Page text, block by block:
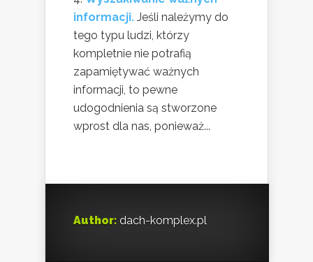
informacji. Jeśli należymy do
tego typu ludzi, którzy
kompletnie nie potrafią
zapamiętywać ważnych
informacji, to pewne
udogodnienia są stworzone
wprost dla nas, ponieważ...
Author: dach-komplex.pl